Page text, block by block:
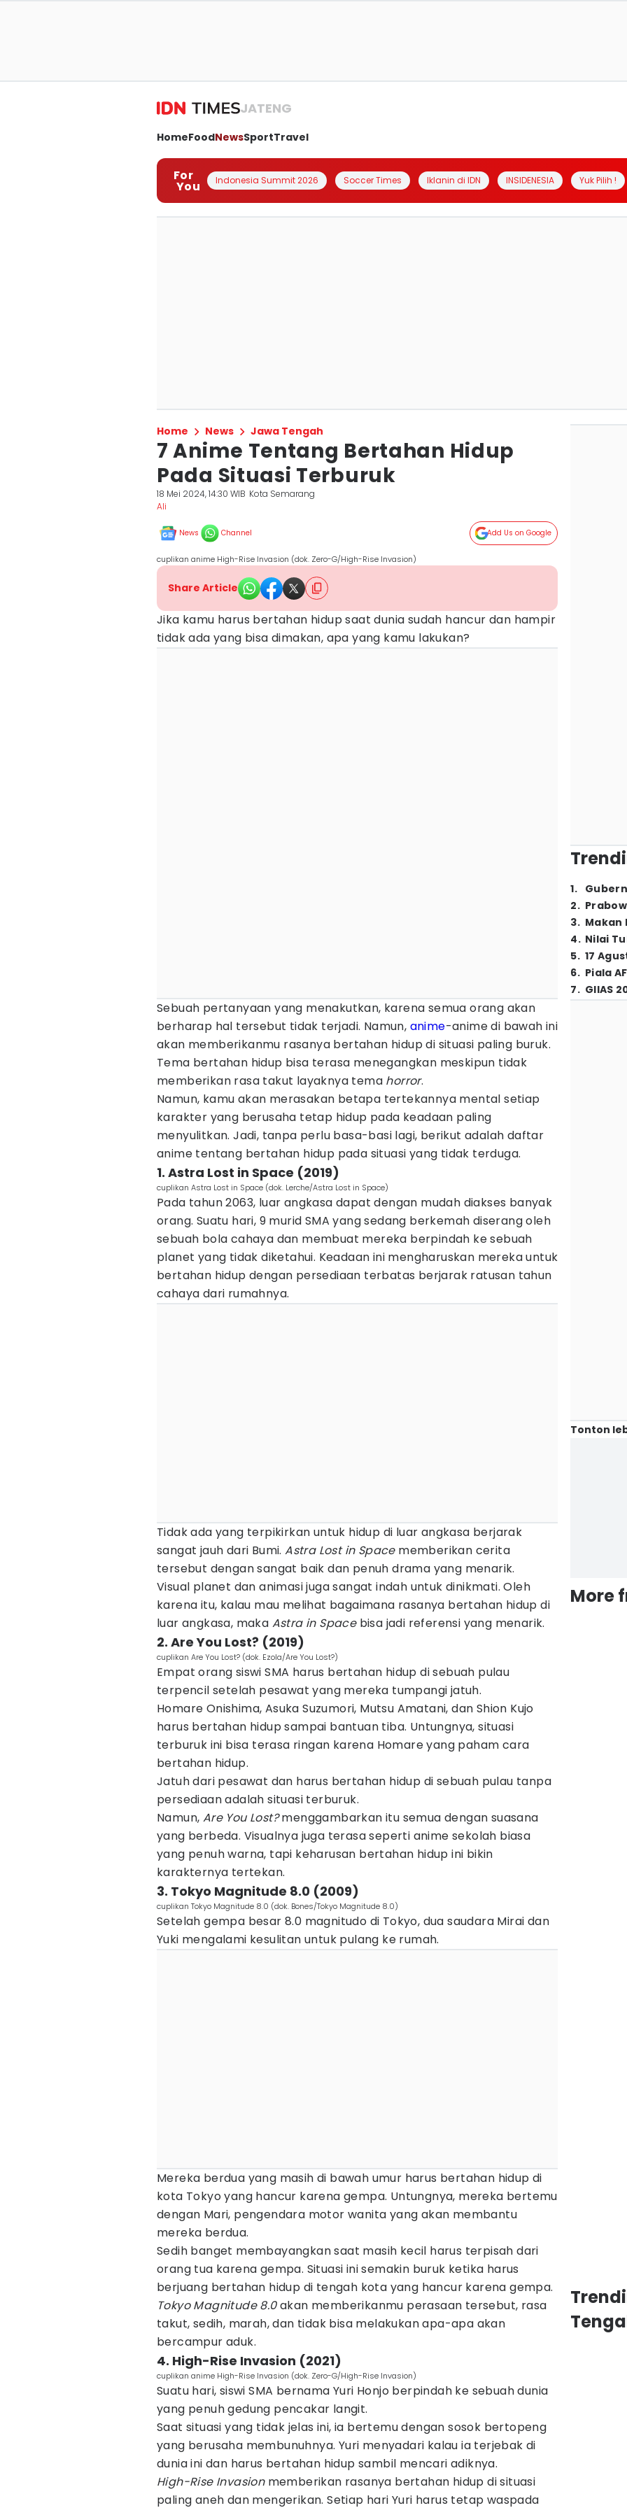
JATENG
HomeFoodNewsSportTravel
For
You Indonesia Summit 2026 Soccer Times Iklanin di IDN INSIDENESIA Yuk Pilih !
Home News Jawa Tengah
7 Anime Tentang Bertahan Hidup
Pada Situasi Terburuk
18 Mei 2024, 14:30 WIB Kota Semarang
Ali
News Channel Add Us on Google
cuplikan anime High-Rise Invasion (dok. Zero-G/High-Rise Invasion)
Share Article
Jika kamu harus bertahan hidup saat dunia sudah hancur dan hampir
tidak ada yang bisa dimakan, apa yang kamu lakukan?
Sebuah pertanyaan yang menakutkan, karena semua orang akan
berharap hal tersebut tidak terjadi. Namun, anime-anime di bawah ini
akan memberikanmu rasanya bertahan hidup di situasi paling buruk.
Tema bertahan hidup bisa terasa menegangkan meskipun tidak
memberikan rasa takut layaknya tema horror.
Namun, kamu akan merasakan betapa tertekannya mental setiap
karakter yang berusaha tetap hidup pada keadaan paling
menyulitkan. Jadi, tanpa perlu basa-basi lagi, berikut adalah daftar
anime tentang bertahan hidup pada situasi yang tidak terduga.
1. Astra Lost in Space (2019)
cuplikan Astra Lost in Space (dok. Lerche/Astra Lost in Space)
Pada tahun 2063, luar angkasa dapat dengan mudah diakses banyak
orang. Suatu hari, 9 murid SMA yang sedang berkemah diserang oleh
sebuah bola cahaya dan membuat mereka berpindah ke sebuah
planet yang tidak diketahui. Keadaan ini mengharuskan mereka untuk
bertahan hidup dengan persediaan terbatas berjarak ratusan tahun
cahaya dari rumahnya.
Tidak ada yang terpikirkan untuk hidup di luar angkasa berjarak
sangat jauh dari Bumi.Astra Lost in Space memberikan cerita
tersebut dengan sangat baik dan penuh drama yang menarik.
Visual planet dan animasi juga sangat indah untuk dinikmati. Oleh
karena itu, kalau mau melihat bagaimana rasanya bertahan hidup di
luar angkasa, maka Astra in Spacebisa jadi referensi yang menarik.
2. Are You Lost? (2019)
cuplikan Are You Lost? (dok. Ezola/Are You Lost?)
Empat orang siswi SMA harus bertahan hidup di sebuah pulau
terpencil setelah pesawat yang mereka tumpangi jatuh.
Homare Onishima, Asuka Suzumori, Mutsu Amatani, dan Shion Kujo
harus bertahan hidup sampai bantuan tiba. Untungnya, situasi
terburuk ini bisa terasa ringan karena Homare yang paham cara
bertahan hidup.
Jatuh dari pesawat dan harus bertahan hidup di sebuah pulau tanpa
persediaan adalah situasi terburuk.
Namun, Are You Lost?menggambarkan itu semua dengan suasana
yang berbeda. Visualnya juga terasa seperti anime sekolah biasa
yang penuh warna, tapi keharusan bertahan hidup ini bikin
karakternya tertekan.
3. Tokyo Magnitude 8.0 (2009)
cuplikan Tokyo Magnitude 8.0 (dok. Bones/Tokyo Magnitude 8.0)
Setelah gempa besar 8.0 magnitudo di Tokyo, dua saudara Mirai dan
Yuki mengalami kesulitan untuk pulang ke rumah.
Mereka berdua yang masih di bawah umur harus bertahan hidup di
kota Tokyo yang hancur karena gempa. Untungnya, mereka bertemu
dengan Mari, pengendara motor wanita yang akan membantu
mereka berdua.
Sedih banget membayangkan saat masih kecil harus terpisah dari
orang tua karena gempa. Situasi ini semakin buruk ketika harus
berjuang bertahan hidup di tengah kota yang hancur karena gempa.
Tokyo Magnitude 8.0akan memberikanmu perasaan tersebut, rasa
takut, sedih, marah, dan tidak bisa melakukan apa-apa akan
bercampur aduk.
4. High-Rise Invasion (2021)
cuplikan anime High-Rise Invasion (dok. Zero-G/High-Rise Invasion)
Suatu hari, siswi SMA bernama Yuri Honjo berpindah ke sebuah dunia
yang penuh gedung pencakar langit.
Saat situasi yang tidak jelas ini, ia bertemu dengan sosok bertopeng
yang berusaha membunuhnya. Yuri menyadari kalau ia terjebak di
dunia ini dan harus bertahan hidup sambil mencari adiknya.
High-Rise Invasionmemberikan rasanya bertahan hidup di situasi
paling aneh dan mengerikan. Setiap hari Yuri harus tetap waspada
1.
2.
3. Makan
4. Nilai
5. 17
6. Piala
7. GIIAS
Tonton
More